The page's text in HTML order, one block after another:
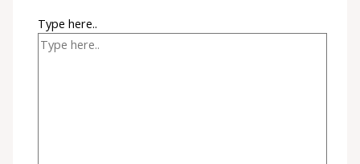
Type here..